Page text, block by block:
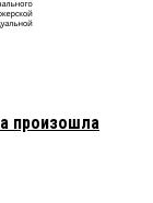
произошла